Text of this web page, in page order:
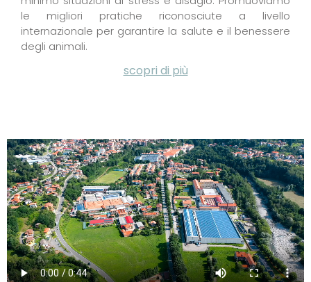
le migliori pratiche riconosciute a livello
internazionale per garantire la salute e il benessere
degli animali.
scopri di più